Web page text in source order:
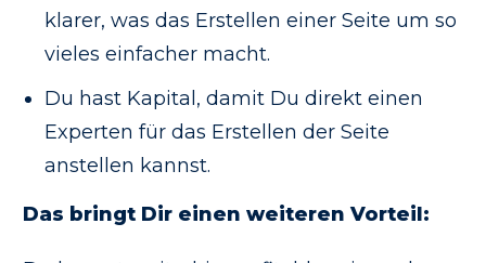
klarer, was das Erstellen einer Seite um so
vieles einfacher macht.
Du hast Kapital, damit Du direkt einen
Experten für das Erstellen der Seite
anstellen kannst.
Das bringt Dir einen weiteren Vorteil: